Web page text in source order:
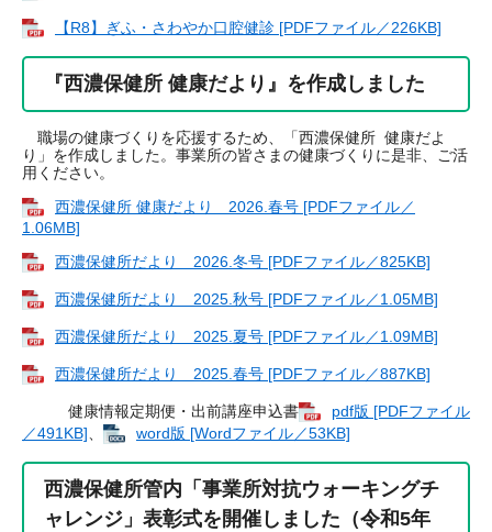
【R8】ぎふ・さわやか口腔健診 [PDFファイル／226KB]
『西濃保健所 健康だより』を作成しました
職場の健康づくりを応援するため、「西濃保健所 健康だよ
り」を作成しました。事業所の皆さまの健康づくりに是非、ご活
用ください。
西濃保健所 健康だより 2026.春号 [PDFファイル／
1.06MB]
西濃保健所だより 2026.冬号 [PDFファイル／825KB]
西濃保健所だより 2025.秋号 [PDFファイル／1.05MB]
西濃保健所だより 2025.夏号 [PDFファイル／1.09MB]
西濃保健所だより 2025.春号 [PDFファイル／887KB]
健康情報定期便・出前講座申込書
pdf版 [PDFファイル
／491KB]
word版 [Wordファイル／53KB]
西濃保健所管内「事業所対抗ウォーキングチ
ャレンジ」表彰式を開催しました（令和5年